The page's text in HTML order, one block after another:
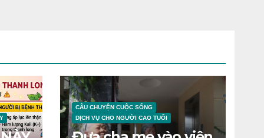
CÂU CHUYỆN CUỘC SỐNG
DỊCH VỤ CHO NGƯỜI CAO TUỔI